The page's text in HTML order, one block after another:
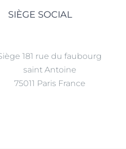
SIÈGE SOCIAL
181 rue du faubourg
saint Antoine
75011 Paris France